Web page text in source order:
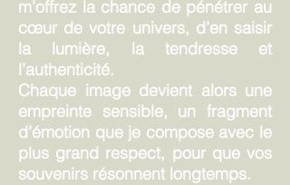
m’offrez la chance de pénétrer au
cœur de votre univers, d’en saisir
la lumière, la tendresse et
l’authenticité.
Chaque image devient alors une
empreinte sensible, un fragment
d’émotion que je compose avec le
plus grand respect, pour que vos
souvenirs résonnent longtemps.